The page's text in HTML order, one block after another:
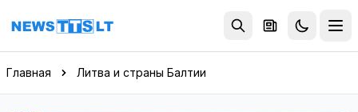
Перейти к содержимому
Главная Литва и страны Балтии